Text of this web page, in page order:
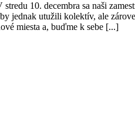
stredu 10. decembra sa naši
jednak utužili kolektív, ale
miesta a, buďme k sebe [...]